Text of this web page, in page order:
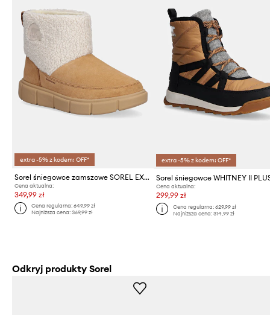
extra -5% z kodem: OFF*
Sorel śniegowce zamszowe SOREL EXPLORER III SLIP-ON COZY WP
Cena aktualna:
349,99 zł
Cena regularna:649,99 zł
Najniższa cena:369,99 zł
extra -5% z kodem: OFF*
Cena aktualna:
299,99 zł
Cena regularna: 629,99 zł
Najniższa cena: 314,99 zł
Odkryj produkty Sorel